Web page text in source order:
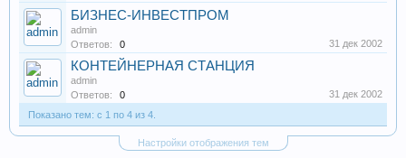
БИЗНЕС-ИНВЕСТПРОМ
admin
Ответов:
0 31 дек 2002
КОНТЕЙНЕРНАЯ СТАНЦИЯ
admin
Ответов:
0
31 дек 2002
Показано тем: с 1 по 4 из 4.
Настройки отображения тем